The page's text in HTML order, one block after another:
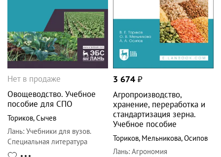
Нет в продаже
Овощеводство. Учебное
пособие для СПО
Ториков,Сычев
Лань: Учебники для вузов.
Специальная литература
3 674 ₽
Агропроизводство,
хранение, переработка и
стандартизация зерна.
Учебное пособие
Ториков, Мельникова,Осипов
Лань: Агрономия